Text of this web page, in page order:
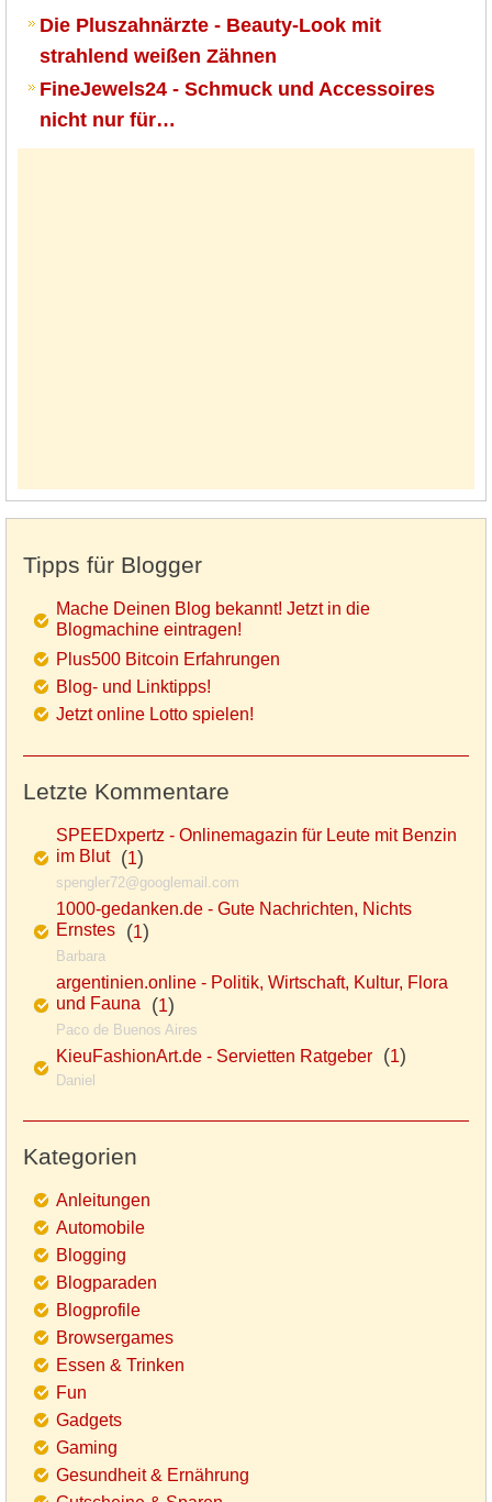
Die Pluszahnärzte - Beauty-Look mit
strahlend weißen Zähnen
FineJewels24 - Schmuck und Accessoires
nicht nur für…
Tipps für Blogger
Mache Deinen Blog bekannt! Jetzt in die
Blogmachine eintragen!
Plus500 Bitcoin Erfahrungen
Blog- und Linktipps!
Jetzt online Lotto spielen!
Letzte Kommentare
SPEEDxpertz - Onlinemagazin für Leute mit Benzin
im Blut(1)
spengler72@googlemail.com
1000-gedanken.de - Gute Nachrichten, Nichts
Ernstes (1)
Barbara
argentinien.online - Politik, Wirtschaft, Kultur, Flora
und Fauna (1)
Paco de Buenos Aires
KieuFashionArt.de - Servietten Ratgeber (1)
Daniel
Kategorien
Anleitungen
Automobile
Blogging
Blogparaden
Blogprofile
Browsergames
Essen & Trinken
Fun
Gadgets
Gaming
Gesundheit & Ernährung